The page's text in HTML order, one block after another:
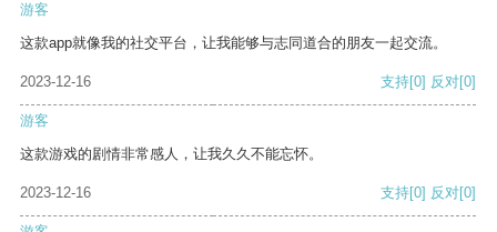
游客
这款app就像我的社交平台，让我能够与志同道合的朋友一起交流。
2023-12-16 支持[0] 反对[0]
游客
这款游戏的剧情非常感人，让我久久不能忘怀。
2023-12-16 支持[0] 反对[0]